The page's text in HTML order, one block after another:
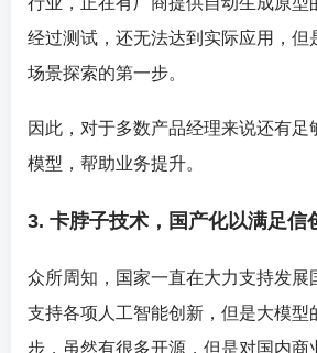
经过测试，还无法达到实际应用，但
场景探索的第一步。
因此，对于多数产品经理来说还有足
模型，帮助业务提升。
3. 卡脖子技术，国产化以满足信
众所周知，国家一直在大力支持发展
支持各项人工智能创新，但是大模型
步，虽然有很多开源，但是对国内商